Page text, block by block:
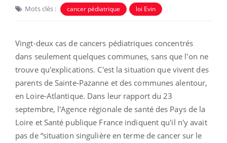
Mots clés : cancer pédiatrique loi Evin
Vingt-deux cas de cancers pédiatriques concentrés
dans seulement quelques communes, sans que l'on ne
trouve qu'explications. C'est la situation que vivent des
parents de Sainte-Pazanne et des communes alentour,
en Loire-Atlantique. Dans leur rapport du 23
septembre, l'Agence régionale de santé des Pays de la
Loire et Santé publique France indiquent qu'il n'y avait
pas de “situation singulière en terme de cancer sur le